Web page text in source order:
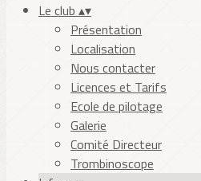
Le club ▴▾
Présentation
Localisation
Nous contacter
Licences et Tarifs
Ecole de pilotage
Galerie
Comité Directeur
Trombinoscope